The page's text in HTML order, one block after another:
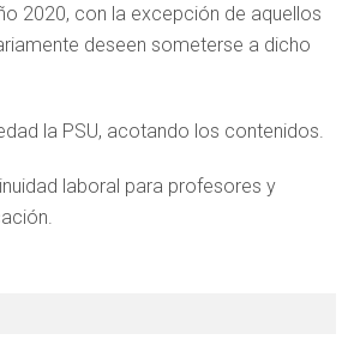
2020, con la excepción de aquellos
deseen someterse a dicho
la PSU, acotando los contenidos.
laboral para profesores y